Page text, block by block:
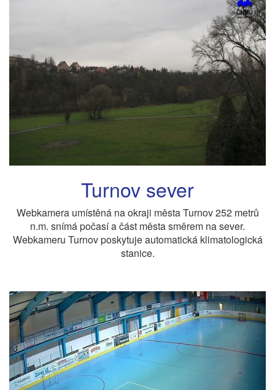
Turnov sever
Webkamera umístěná na okraji města Turnov 252 metrů
n.m. snímá počasí a část města směrem na sever.
Webkameru Turnov poskytuje automatická klimatologická
stanice.